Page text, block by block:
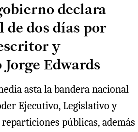
declara
dos días por
y
Edwards
asta la bandera nacional
Ejecutivo, Legislativo y
públicas, además